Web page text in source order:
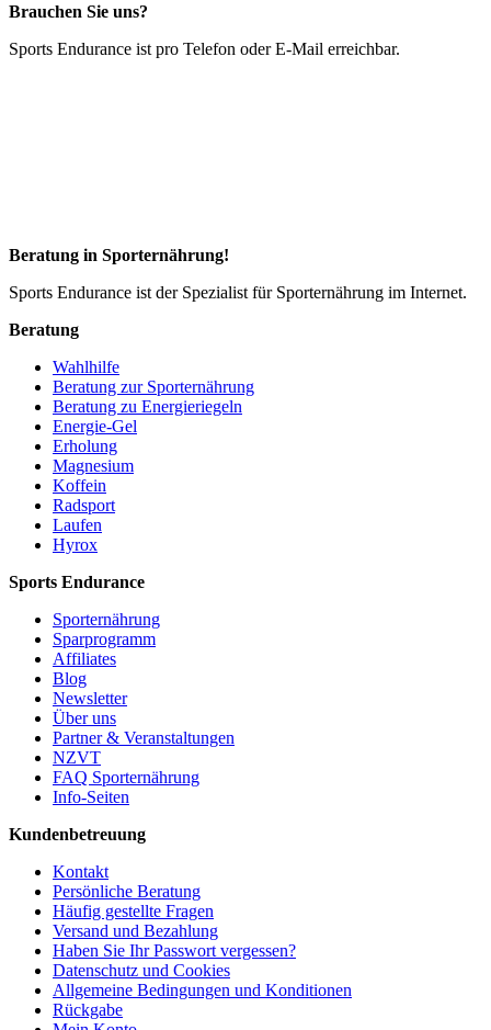
Brauchen Sie uns?
Sports Endurance ist pro Telefon oder E-Mail erreichbar.
Beratung in Sporternährung!
Sports Endurance ist der Spezialist für Sporternährung im Internet.
Beratung
Wahlhilfe
Beratung zur Sporternährung
Beratung zu Energieriegeln
Energie-Gel
Erholung
Magnesium
Koffein
Radsport
Laufen
Hyrox
Sports Endurance
Sporternährung
Sparprogramm
Affiliates
Blog
Newsletter
Über uns
Partner & Veranstaltungen
NZVT
FAQ Sporternährung
Info-Seiten
Kundenbetreuung
Kontakt
Persönliche Beratung
Häufig gestellte Fragen
Versand und Bezahlung
Haben Sie Ihr Passwort vergessen?
Datenschutz und Cookies
Allgemeine Bedingungen und Konditionen
Rückgabe